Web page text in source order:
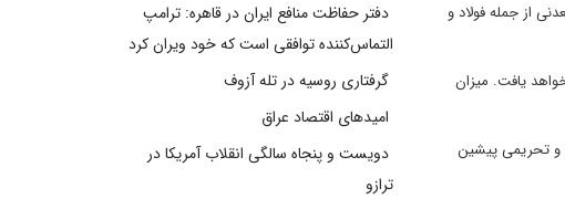
معدنی و صنایع معدنی از جمله فولاد و
یافت. میزان
و تحریمی پیشین
دفتر حفاظت منافع ایران در قاهره: ترامپ
التماس‌کننده توافقی است که خود ویران کرد
گرفتاری روسیه در تله آزوف
امیدهای اقتصاد عراق
دویست و پنجاه سالگی انقلاب آمریکا در
ترازو